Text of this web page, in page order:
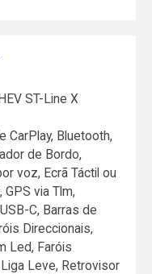
ST-Line X
CarPlay, Bluetooth,
de Bordo,
voz, Ecrã Táctil ou
GPS via Tlm,
C, Barras de
Direccionais,
Led, Faróis
Leve, Retrovisor